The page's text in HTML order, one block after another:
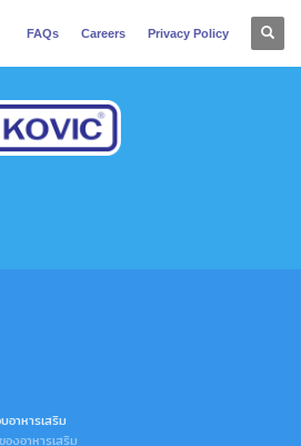
FAQs Careers Privacy Policy
อาหารเสริม
งอาหารเสริม